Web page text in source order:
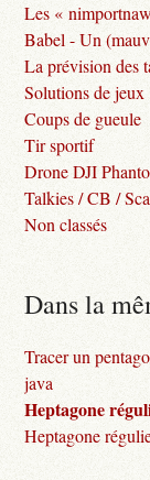
Les «
Babel - Un
La prévision des
Solutions de jeux
Coups de gueule
Tir sportif
Drone DJI
Talkies / CB /
Non classés
Dans la
Tracer un
java
Heptagone
Heptagone